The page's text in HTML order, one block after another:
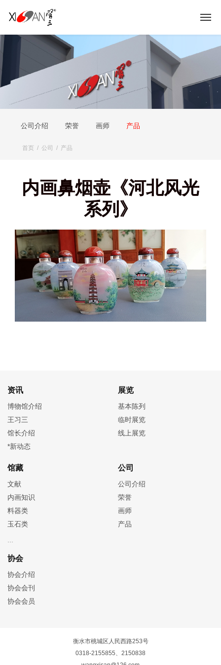
公司介绍 荣誉 画师 产品
首页 / 公司 / 产品
内画鼻烟壶《河北风光
系列》
资讯
博物馆介绍
王习三
馆长介绍
*新动态
展览
基本陈列
临时展览
线上展览
馆藏
文献
内画知识
料器类
玉石类
公司
公司介绍
荣誉
画师
产品
协会
协会介绍
协会会刊
协会会员
衡水市桃城区人民西路253号
0318-2155855、2150838